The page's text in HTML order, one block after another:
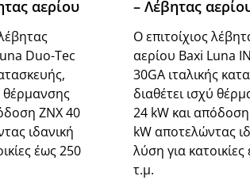
αερίου
Duo-Tec
θέρμανσης
ΖΝΧ 40
ιδανική
έως 250
– Λέβητας
Ο επιτοίχιος
αερίου Baxi Luna
30GA ιταλικής
διαθέτει ισχύ
24 kW και
kW αποτελώντας
λύση για
τ.μ.